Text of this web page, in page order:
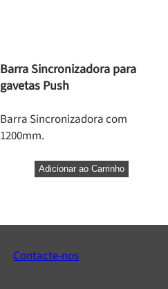
Barra Sincronizadora para
gavetas Push
Barra Sincronizadora com
1200mm.
Adicionar ao Carrinho
Contacte-nos